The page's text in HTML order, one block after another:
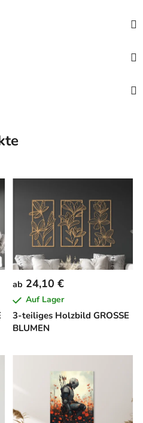
3-teiliges Holzbild GROSSE
BLUMEN
ab 24,10 €
Auf Lager